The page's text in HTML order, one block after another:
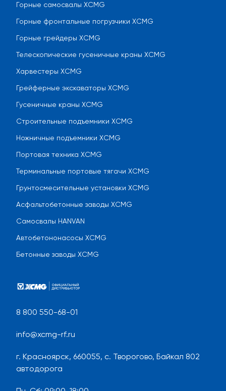
8 800 550-68-01
info@xcmg-rf.ru
г. Красноярск, 660055, с. Творогово, Байкал 802
автодорога
Горные самосвалы XCMG
Горные фронтальные погрузчики XCMG
Горные грейдеры XCMG
Телескопические гусеничные краны XCMG
Харвестеры XCMG
Грейферные экскаваторы XCMG
Гусеничные краны XCMG
Строительные подъемники XCMG
Ножничные подъемники XCMG
Портовая техника XCMG
Терминальные портовые тягачи XCMG
Грунтосмесительные установки XCMG
Асфальтобетонные заводы XCMG
Самосвалы HANVAN
Автобетононасосы XCMG
Бетонные заводы XCMG